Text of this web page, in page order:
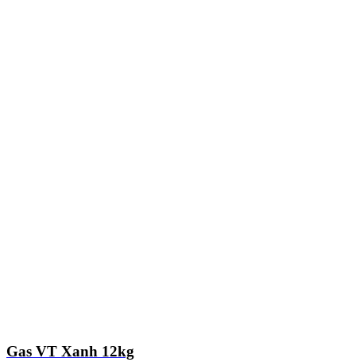
Gas VT Xanh 12kg